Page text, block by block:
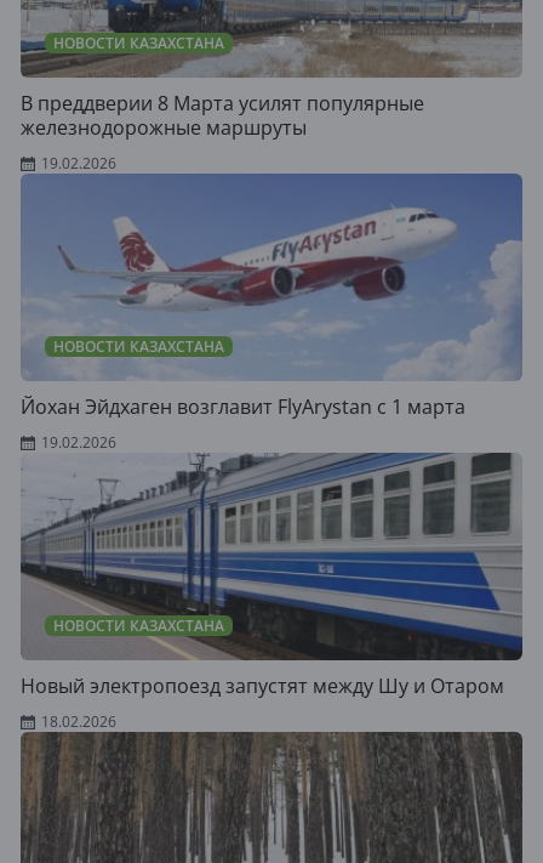
НОВОСТИ КАЗАХСТАНА
В преддверии 8 Марта усилят популярные
железнодорожные маршруты
19.02.2026
НОВОСТИ КАЗАХСТАНА
Йохан Эйдхаген возглавит FlyArystan с 1 марта
19.02.2026
НОВОСТИ КАЗАХСТАНА
Новый электропоезд запустят между Шу и Отаром
18.02.2026